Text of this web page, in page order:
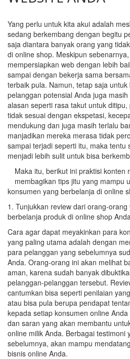
Yang perlu untuk kita akui adalah
sedang berkembang dengan begitu
saja diantara banyak orang yang
di online shop. Meskipun
mempersiapkan web dengan lebih
sampai dengan bekerja sama
terbaik pula. Namun, tetap saja
pelanggan potensial Anda juga
alasan seperti rasa takut untuk
tidak sesuai dengan ekspetasi,
mendukung dan juga masih terlalu
manjadikan mereka merasa tidak
sampai terjadi seperti itu, maka tentu
menjadi lebih sulit untuk bisa
Maka itu, berikut ini praktisi konten
membagikan tips jitu yang mampu
konsumen yang berbelanja di online
1. Tunjukkan review dari orang-
berbelanja produk di online shop
Cara agar dapat meyakinkan para
yang paling utama adalah dengan
para pelanggan yang sebelumnya
Anda. Orang-orang ini akan melihat
aman, karena sudah banyak
pelanggan-pelanggan tersebut.
cantumkan bisa seperti penilaian
atau bisa pula berupa pendapat
kepada setiap konsumen online
dan saran yang akan membantu
online milik Anda. Berbagai testimoni
sebelumnya, akan mampu
bisnis online Anda.